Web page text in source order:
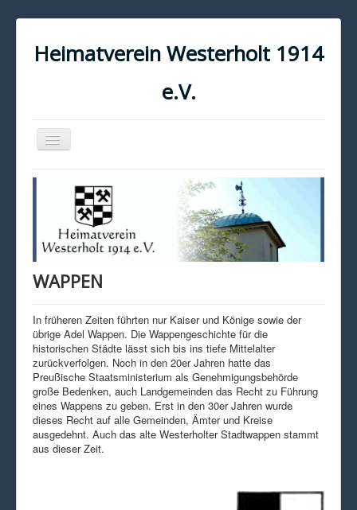
Heimatverein Westerholt 1914
e.V.
Navigation
an/aus
KONTAKT
IMPRESSUM
DATENSCHUTZ
WAPPEN
In früheren Zeiten führten nur Kaiser und Könige sowie der
übrige Adel Wappen. Die Wappengeschichte für die
historischen Städte lässt sich bis ins tiefe Mittelalter
zurückverfolgen. Noch in den 20er Jahren hatte das
Preußische Staatsministerium als Genehmigungsbehörde
große Bedenken, auch Landgemeinden das Recht zu Führung
eines Wappens zu geben. Erst in den 30er Jahren wurde
dieses Recht auf alle Gemeinden, Ämter und Kreise
ausgedehnt. Auch das alte Westerholter Stadtwappen stammt
aus dieser Zeit.